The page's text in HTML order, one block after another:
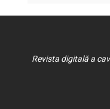
Revista digitală a